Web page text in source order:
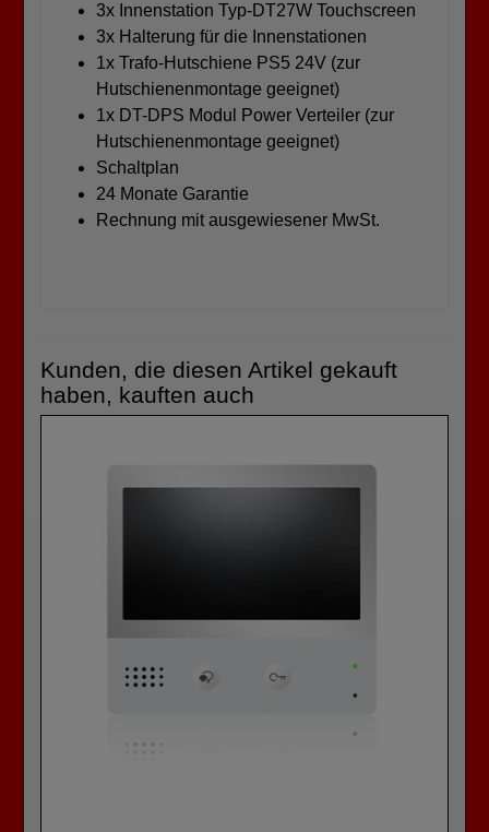
3x Innenstation Typ-DT27W Touchscreen
3x Halterung für die Innenstationen
1x Trafo-Hutschiene PS5 24V (zur
Hutschienenmontage geeignet)
1x DT-DPS Modul Power Verteiler (zur
Hutschienenmontage geeignet)
Schaltplan
24 Monate Garantie
Rechnung mit ausgewiesener MwSt.
Kunden, die diesen Artikel gekauft
haben, kauften auch